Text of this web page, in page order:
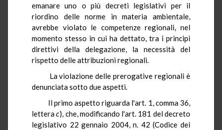
emanare uno o più decreti legislativi per il
riordino delle norme in materia ambientale,
avrebbe violato le competenze regionali, nel
momento stesso in cui ha dettato, tra i principi
direttivi della delegazione, la necessità del
rispetto delle attribuzioni regionali.
La violazione delle prerogative regionali è
denunciata sotto due aspetti.
Il primo aspetto riguarda l'art. 1, comma 36,
letterac), che, modificando l'art. 181 del decreto
legislativo 22 gennaio 2004, n. 42 (Codice dei